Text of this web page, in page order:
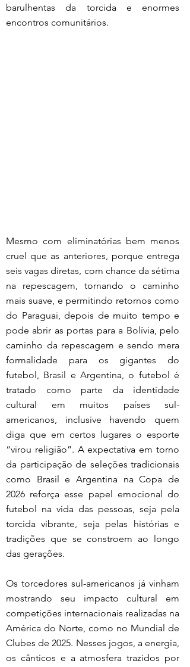
barulhentas da torcida e enormes
encontros comunitários.
Mesmo com eliminatórias bem menos
cruel que as anteriores, porque entrega
seis vagas diretas, com chance da sétima
na repescagem, tornando o caminho
mais suave, e permitindo retornos como
do Paraguai, depois de muito tempo e
pode abrir as portas para a Bolívia, pelo
caminho da repescagem e sendo mera
formalidade para os gigantes do
futebol, Brasil e Argentina, o futebol é
tratado como parte da identidade
cultural em muitos países sul-
americanos, inclusive havendo quem
diga que em certos lugares o esporte
“virou religião”. A expectativa em torno
da participação de seleções tradicionais
como Brasil e Argentina na Copa de
2026 reforça esse papel emocional do
futebol na vida das pessoas, seja pela
torcida vibrante, seja pelas histórias e
tradições que se constroem ao longo
das gerações.
Os torcedores sul-americanos já vinham
mostrando seu impacto cultural em
competições internacionais realizadas na
América do Norte, como no Mundial de
Clubes de 2025. Nesses jogos, a energia,
os cânticos e a atmosfera trazidos por